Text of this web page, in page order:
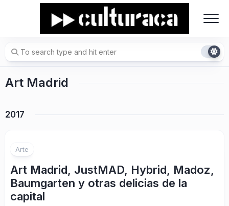
Art Madrid
2017
Arte
Art Madrid, JustMAD, Hybrid, Madoz,
Baumgarten y otras delicias de la
capital